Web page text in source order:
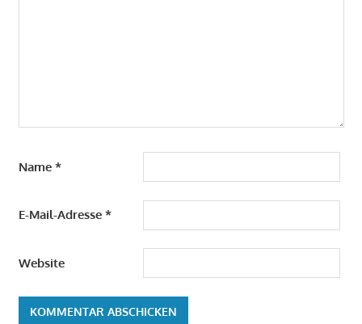
Name *
E-Mail-Adresse *
Website